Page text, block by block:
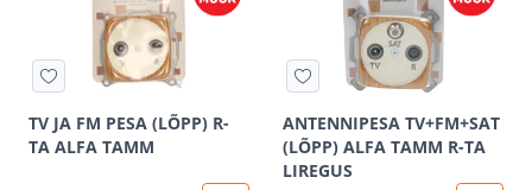
TV JA FM PESA (LÕPP) R-
TA ALFA TAMM
ANTENNIPESA TV+FM+SAT
(LÕPP) ALFA TAMM R-TA
LIREGUS